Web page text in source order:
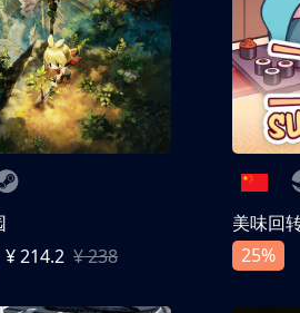
¥ 214.2 ¥ 238
美味回
25%